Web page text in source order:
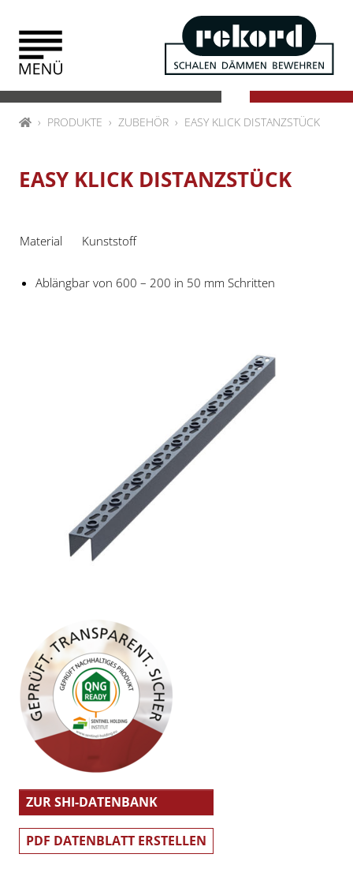
HOMEPRODUKTE ZUBEHÖR EASY KLICK DISTANZSTÜCK
EASY KLICK DISTANZSTÜCK
Material Kunststoff
Ablängbar von 600 – 200 in 50 mm Schritten
ZUR SHI-DATENBANK
PDF DATENBLATT ERSTELLEN